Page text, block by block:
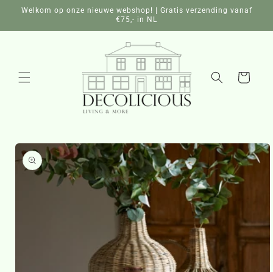
naar de
Welkom op onze nieuwe webshop! | Gratis verzending vanaf
€75,- in NL
Winkelwagen
direct naar